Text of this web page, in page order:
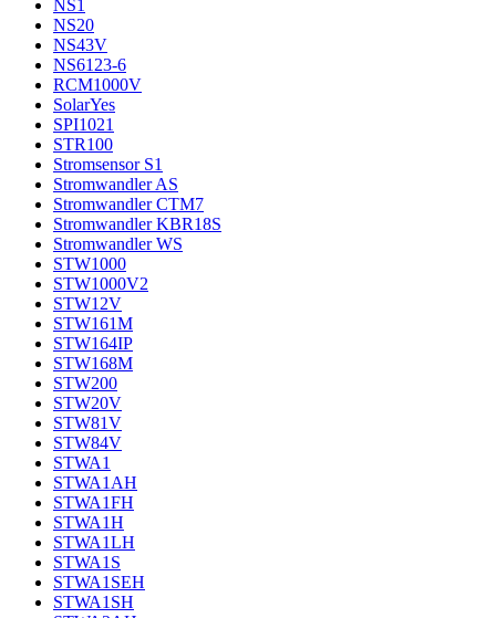
NS1
NS20
NS43V
NS6123-6
RCM1000V
SolarYes
SPI1021
STR100
Stromsensor S1
Stromwandler AS
Stromwandler CTM7
Stromwandler KBR18S
Stromwandler WS
STW1000
STW1000V2
STW12V
STW161M
STW164IP
STW168M
STW200
STW20V
STW81V
STW84V
STWA1
STWA1AH
STWA1FH
STWA1H
STWA1LH
STWA1S
STWA1SEH
STWA1SH